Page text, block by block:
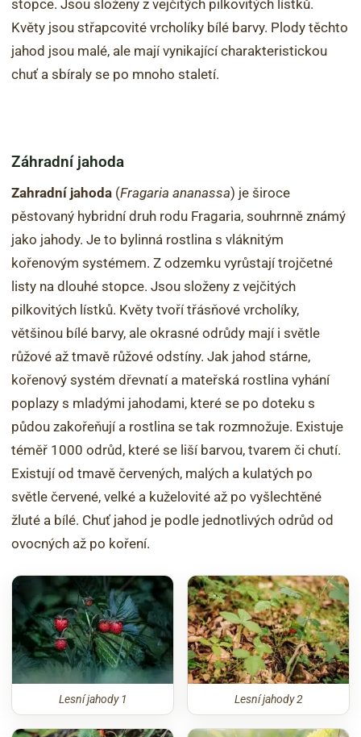
stopce. Jsou složeny z vejčitých pilkovitých lístků.
Květy jsou střapcovité vrcholíky bílé barvy. Plody těchto
jahod jsou malé, ale mají vynikající charakteristickou
chuť a sbíraly se po mnoho staletí.
Záhradní jahoda
Zahradní jahoda (Fragaria ananassa) je široce
pěstovaný hybridní druh rodu Fragaria, souhrnně známý
jako jahody. Je to bylinná rostlina s vláknitým
kořenovým systémem. Z odzemku vyrůstají trojčetné
listy na dlouhé stopce. Jsou složeny z vejčitých
pilkovitých lístků. Květy tvoří třásňové vrcholíky,
většinou bílé barvy, ale okrasné odrůdy mají i světle
růžové až tmavě růžové odstíny. Jak jahod stárne,
kořenový systém dřevnatí a mateřská rostlina vyhání
poplazy s mladými jahodami, které se po doteku s
půdou zakořeňují a rostlina se tak rozmnožuje. Existuje
téměř 1000 odrůd, které se liší barvou, tvarem či chutí.
Existují od tmavě červených, malých a kulatých po
světle červené, velké a kuželovité až po vyšlechtěné
žluté a bílé. Chuť jahod je podle jednotlivých odrůd od
ovocných až po koření.
Lesní jahody 1 Lesní jahody 2